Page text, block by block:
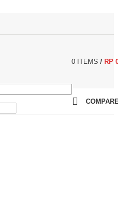
0 ITEMS / RP